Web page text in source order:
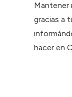
Mantener
gracias a
hacer en